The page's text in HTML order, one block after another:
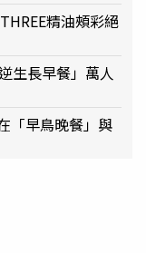
精油頰彩絕
生長早餐」萬人
「早鳥晚餐」與